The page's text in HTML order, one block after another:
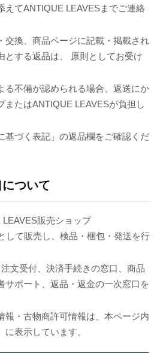
えてANTIQUE LEAVESまでご連絡
交換、商品ページに記載・掲載され
とする返品は、 原則としてお受け
る不備が認められる場合、返送にか
またはANTIQUE LEAVESが負担し
基づく表記」の返品欄をご確認くだ
ついて
販売ショップ
して販売し、検品・梱包・発送を行
文受付、決済手続きの窓口、商品
サポート、返品・返金の一次窓口を
報・古物商許可情報は、本ページ内
表示しています。